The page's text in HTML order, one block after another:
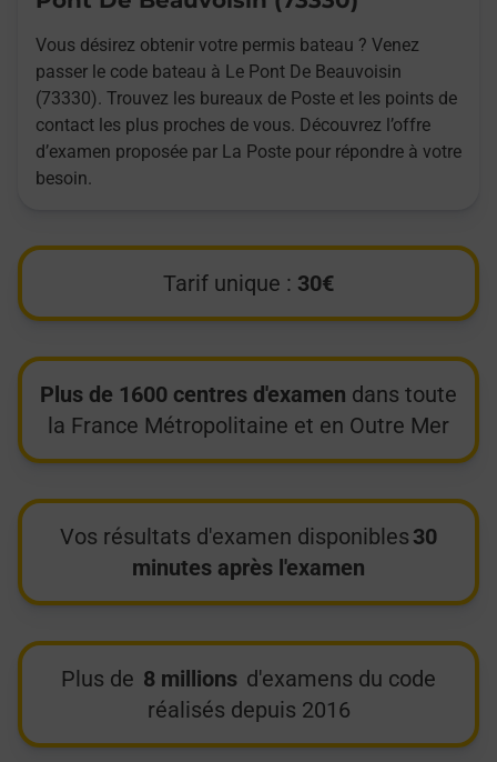
Vous désirez obtenir votre permis bateau ? Venez
passer le code bateau à Le Pont De Beauvoisin
(73330). Trouvez les bureaux de Poste et les points de
contact les plus proches de vous. Découvrez l’offre
d’examen proposée par La Poste pour répondre à votre
besoin.
Tarif unique : 30€
Plus de 1600 centres d'examen dans toute
la France Métropolitaine et en Outre Mer
Vos résultats d'examen disponibles 30
minutes après l'examen
Plus de 8 millions d'examens du code
réalisés depuis 2016